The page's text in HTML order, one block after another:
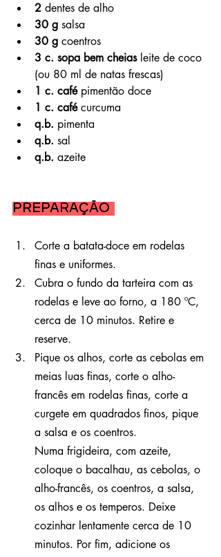
2 dentes de alho
30 g salsa
30 g coentros
3 c. sopa bem cheias leite de coco
(ou 80 ml de natas frescas)
1 c. café pimentão doce
1 c. café curcuma
q.b. pimenta
q.b. sal
q.b. azeite
Preparação
Corte a batata-doce em rodelas
finas e uniformes.
Cubra o fundo da tarteira com as
rodelas e leve ao forno, a 180 ºC,
cerca de 10 minutos. Retire e
reserve.
Pique os alhos, corte as cebolas em
meias luas finas, corte o alho-
francês em rodelas finas, corte a
curgete em quadrados finos, pique
a salsa e os coentros.
Numa frigideira, com azeite,
coloque o bacalhau, as cebolas, o
alho-francês, os coentros, a salsa,
os alhos e os temperos. Deixe
cozinhar lentamente cerca de 10
minutos. Por fim, adicione os